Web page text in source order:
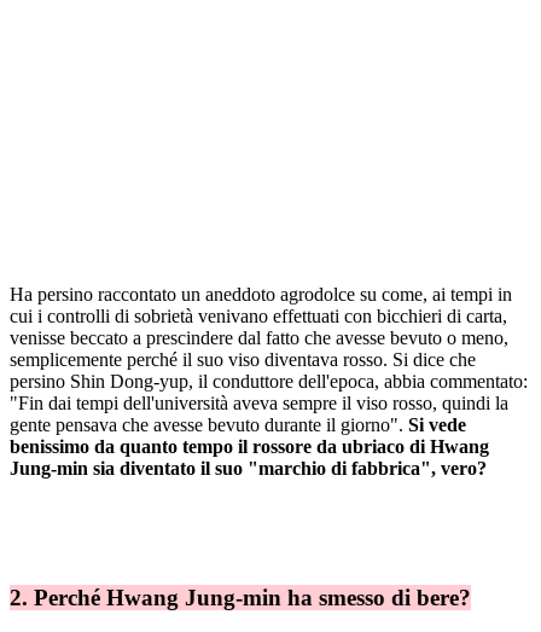
Ha persino raccontato un aneddoto agrodolce su come, ai tempi in
cui i controlli di sobrietà venivano effettuati con bicchieri di carta,
venisse beccato a prescindere dal fatto che avesse bevuto o meno,
semplicemente perché il suo viso diventava rosso. Si dice che
persino Shin Dong-yup, il conduttore dell'epoca, abbia commentato:
"Fin dai tempi dell'università aveva sempre il viso rosso, quindi la
gente pensava che avesse bevuto durante il giorno". Si vede
benissimo da quanto tempo il rossore da ubriaco di Hwang
Jung-min sia diventato il suo "marchio di fabbrica", vero?
2. Perché Hwang Jung-min ha smesso di bere?